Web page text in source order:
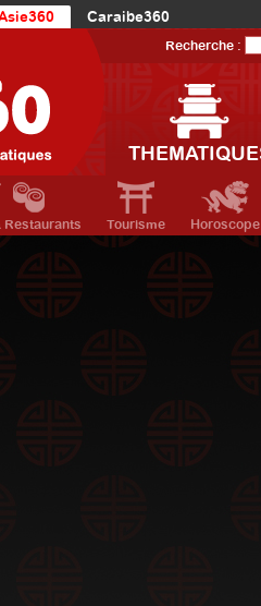
Caraibe360
AmériqueDuNord360
Recherche :
Restaurants Tourisme Horoscope